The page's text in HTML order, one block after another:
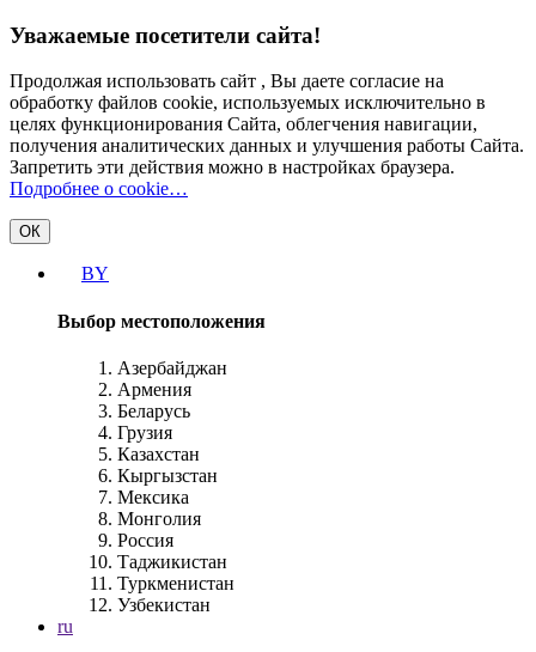
Уважаемые посетители сайта!
Продолжая использовать сайт , Вы даете согласие на
обработку файлов cookie, используемых исключительно в
целях функционирования Сайта, облегчения навигации,
получения аналитических данных и улучшения работы Сайта.
Запретить эти действия можно в настройках браузера.
Подробнее о cookie…
ОК
BY
Выбор местоположения
Азербайджан
Армения
Беларусь
Грузия
Казахстан
Кыргызстан
Мексика
Монголия
Россия
Таджикистан
Туркменистан
Узбекистан
ru